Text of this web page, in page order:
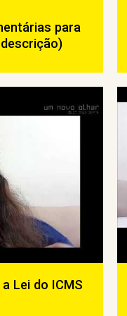
para
Lei do ICMS